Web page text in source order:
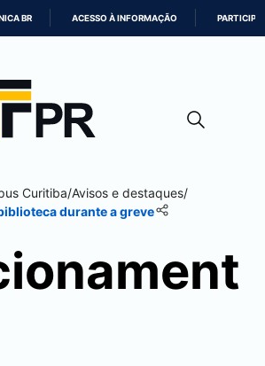
CONTEÚDO
BR ACESSO À INFORMAÇÃO PARTICIPE
Curitiba/Avisos e destaques/
durante a greve